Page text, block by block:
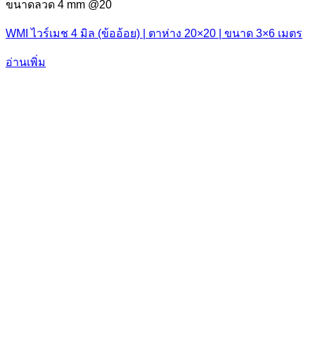
ขนาดลวด 4 mm @20
WMI ไวร์เมช 4 มิล (ข้ออ้อย) | ตาห่าง 20×20 | ขนาด 3×6 เมตร
อ่านเพิ่ม